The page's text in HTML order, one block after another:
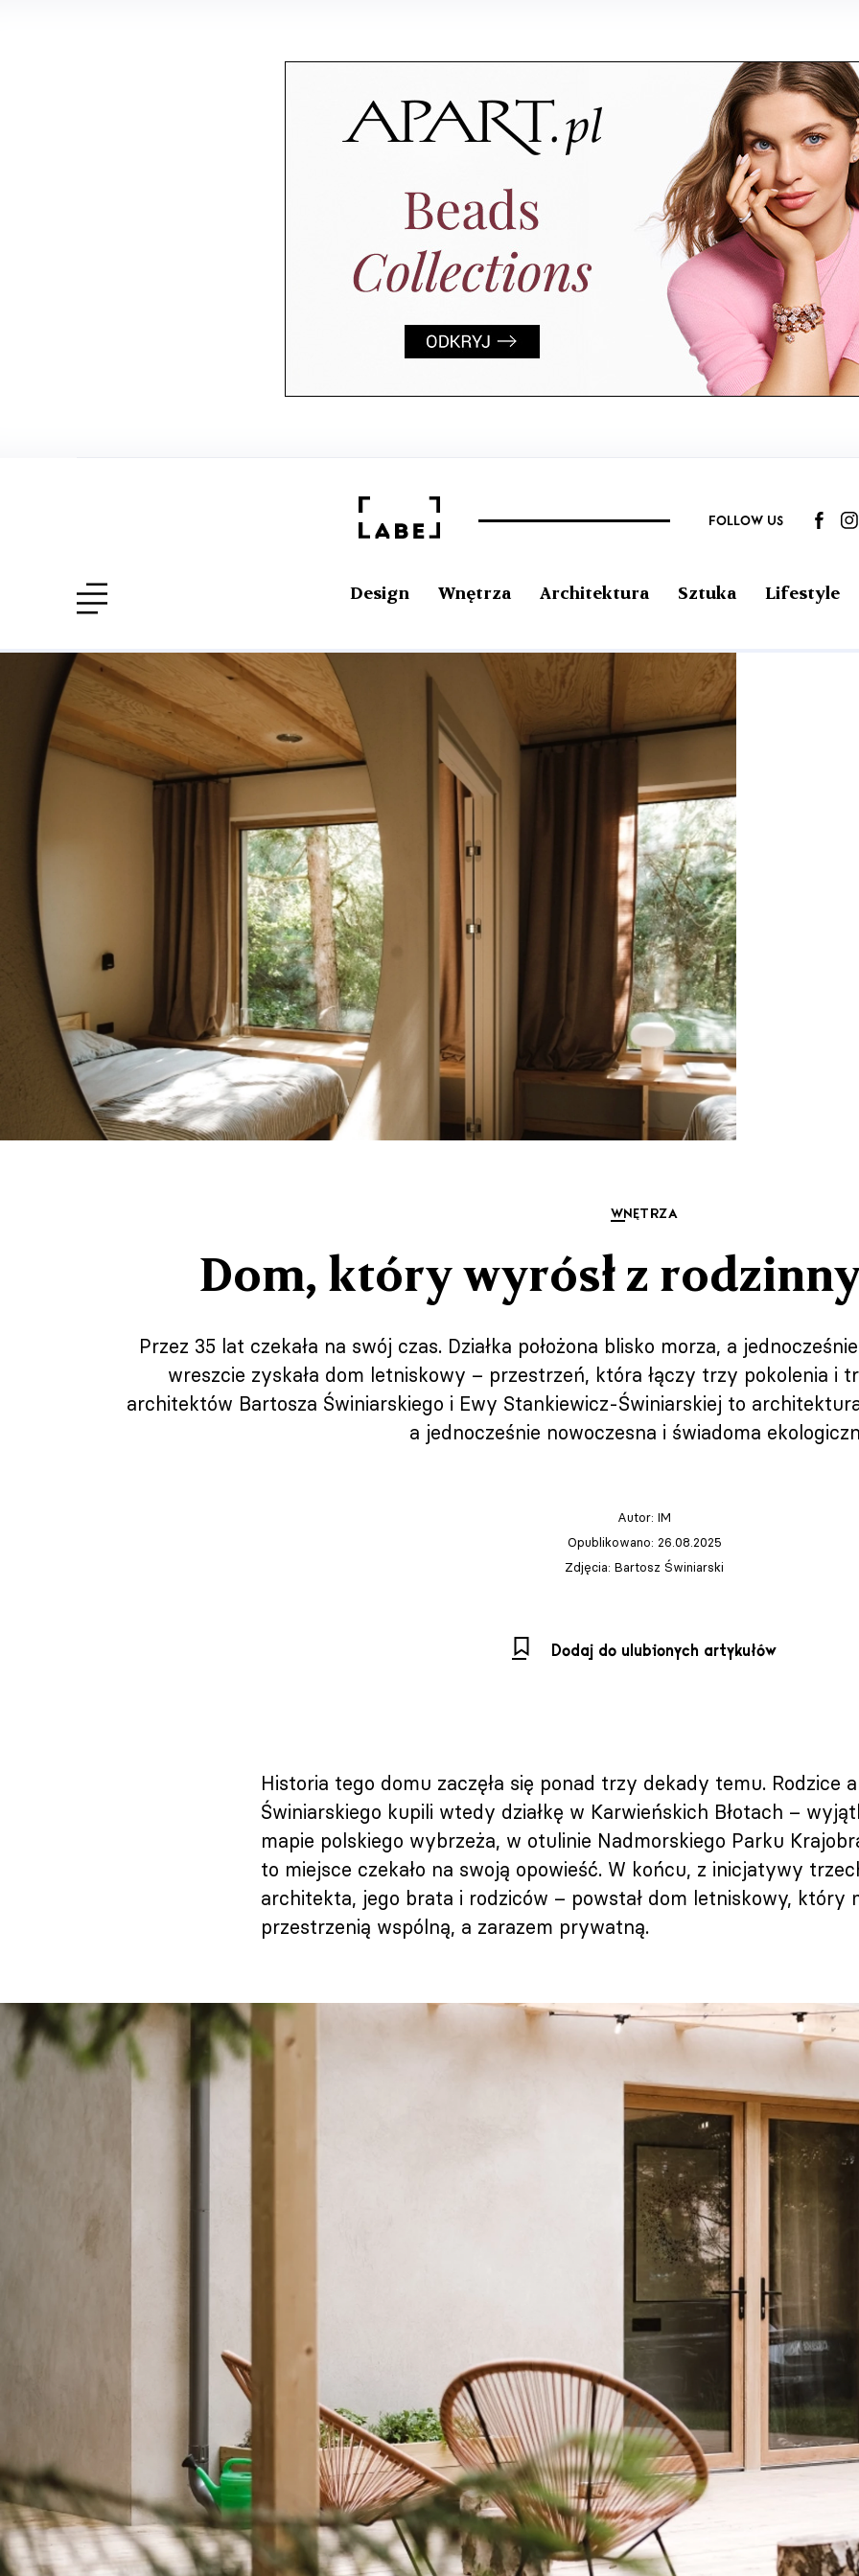
FOLLOW US
Design Wnętrza Architektura Sztuka Lifestyle
WNĘTRZA
Dom, który wyrósł z
Przez 35 lat czekała na swój czas. Działka położona blisko morza, a
wreszcie zyskała dom letniskowy – przestrzeń, która łączy trzy pokolenia i
architektów Bartosza Świniarskiego i Ewy Stankiewicz-Świniarskiej to
a jednocześnie nowoczesna i świadoma
Autor: IM
Opublikowano: 26.08.2025
Zdjęcia: Bartosz Świniarski
Dodaj do ulubionych artykułów
Historia tego domu zaczęła się ponad trzy dekady temu. Rodzice
Świniarskiego kupili wtedy działkę w Karwieńskich Błotach –
mapie polskiego wybrzeża, w otulinie Nadmorskiego Parku
to miejsce czekało na swoją opowieść. W końcu, z inicjatywy
architekta, jego brata i rodziców – powstał dom letniskowy, który
przestrzenią wspólną, a zarazem prywatną.